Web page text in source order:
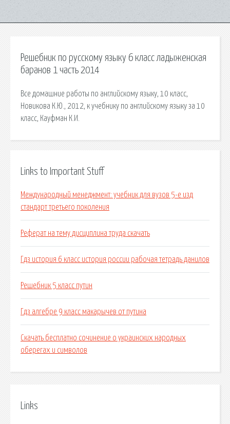
Решебник по русскому языку 6 класс ладыженская
баранов 1 часть 2014
Bсe домашние работы по английскому языку, 10 класс,
Новикова К.Ю., 2012, к учебнику по английскому языку за 10
класс, Кауфман К.И.
Links to Important Stuff
Международный менеджмент: учебник для вузов 5-е изд
стандарт третьего поколения
Реферат на тему дисциплина труда скачать
Гдз история 6 класс история россии рабочая тетрадь данилов
Решебник 5 класс путин
Гдз алгебре 9 класс макарычев от путина
Скачать бесплатно сочинение о украинских народных
оберегах и символов
Links